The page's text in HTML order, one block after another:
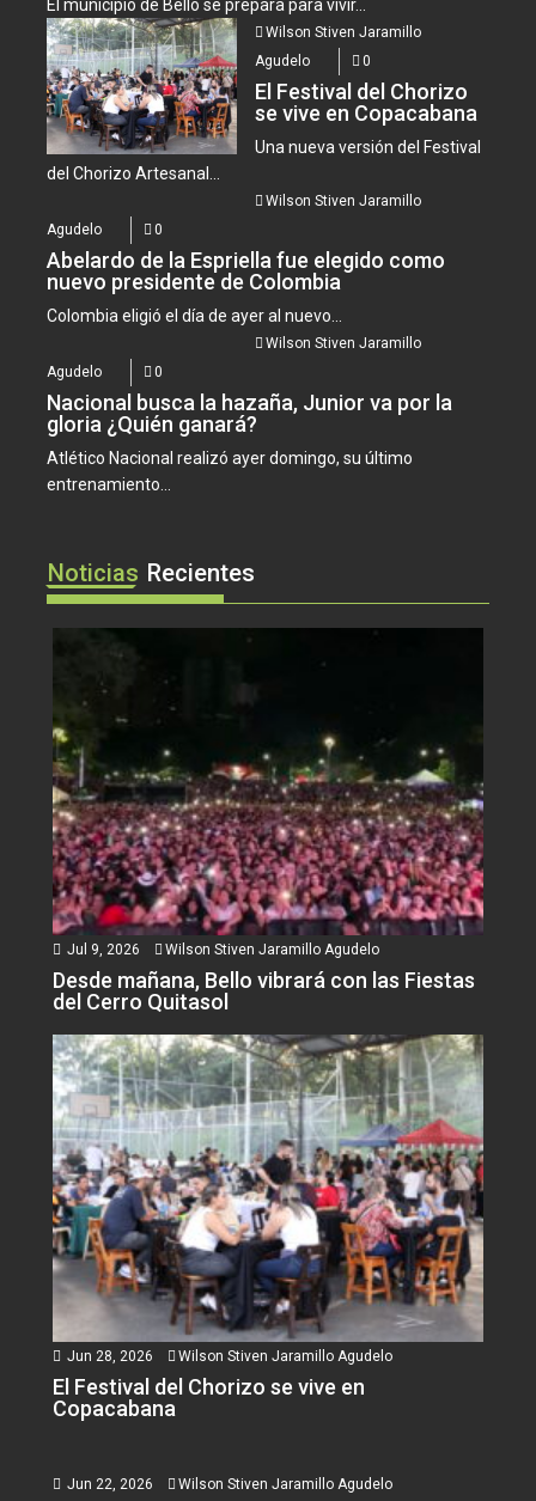
El municipio de Bello se prepara para vivir...
Wilson Stiven Jaramillo
Agudelo
0
El Festival del Chorizo
se vive en Copacabana
Una nueva versión del Festival
del Chorizo Artesanal...
Wilson Stiven Jaramillo
Agudelo
0
Abelardo de la Espriella fue elegido como
nuevo presidente de Colombia
Colombia eligió el día de ayer al nuevo...
Wilson Stiven Jaramillo
Agudelo
0
Nacional busca la hazaña, Junior va por la
gloria ¿Quién ganará?
Atlético Nacional realizó ayer domingo, su último
entrenamiento...
Noticias Recientes
Jul 9, 2026 Wilson Stiven Jaramillo Agudelo
Desde mañana, Bello vibrará con las Fiestas
del Cerro Quitasol
Jun 28, 2026 Wilson Stiven Jaramillo Agudelo
El Festival del Chorizo se vive en
Copacabana
Jun 22, 2026 Wilson Stiven Jaramillo Agudelo